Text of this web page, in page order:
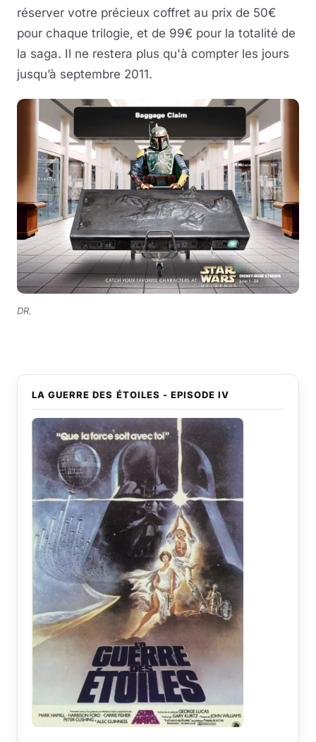
réserver votre précieux coffret au prix de 50€
pour chaque trilogie, et de 99€ pour la totalité de
la saga. Il ne restera plus qu'à compter les jours
jusqu’à septembre 2011.
DR.
LA GUERRE DES ÉTOILES - EPISODE IV